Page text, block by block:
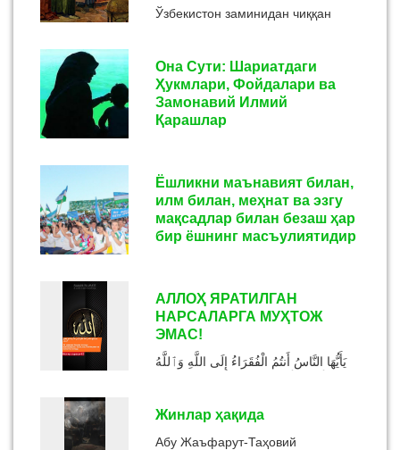
Ўзбекистон заминидан чиққан
ва диний илмлар соҳасида ҳам
минг йиллар мобайнида дунё
мусулмонл...
Она Сути: Шариатдаги
Ҳукмлари, Фойдалари ва
Замонавий Илмий
Қарашлар
мукаммал озуқа бўлиб, Ислом
шариатида ҳам, тиббиётда ҳам
унинг аҳамияти жуда улуғ
ҳисобланади...
Ёшликни маънавият билан,
илм билан, меҳнат ва эзгу
мақсадлар билан безаш ҳар
бир ёшнинг масъулиятидир
қалб эгаси учун эътибор, эътироф
ва маънавий қувонч кунидир.
Президентимиз ташаббуси билан
ҳар ...
АЛЛОҲ ЯРАТИЛГАН
НАРСАЛАРГА МУҲТОЖ
ЭМАС!
يَأَيُّهَا النَّاسُ أَنتُمُ الْفُقَرَاءُ إِلَى اللَّهِ وَٱللَّهُ
С...
Жинлар ҳақида
Абу Жаъфарут-Таҳовий